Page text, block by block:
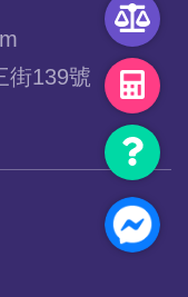
街139號